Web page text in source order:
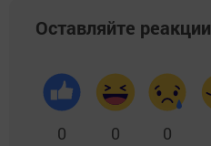
Оставляйте реакции
0 0 0